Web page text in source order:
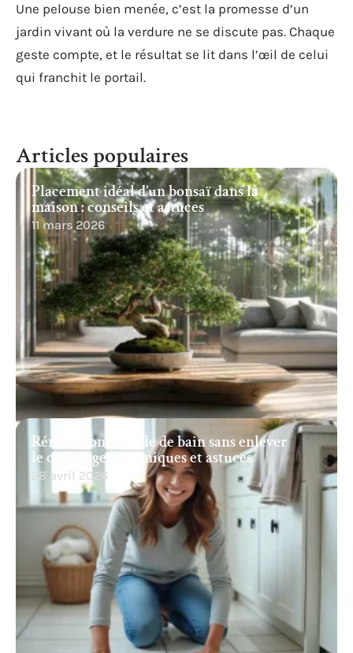
Une pelouse bien menée, c’est la promesse d’un
jardin vivant où la verdure ne se discute pas. Chaque
geste compte, et le résultat se lit dans l’œil de celui
qui franchit le portail.
Articles populaires
Placement idéal d’un bonsaï dans la
maison : conseils et astuces
11 mars 2026
Rénovation de salle de bain sans enlever
le carrelage : techniques et astuces
28 avril 2026